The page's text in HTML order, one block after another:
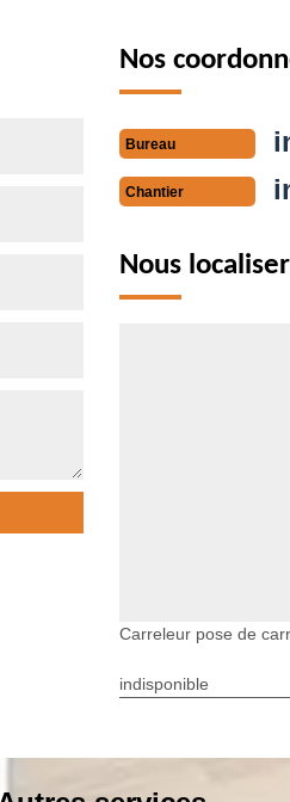
Nos
Bureau
Chantier
Nous localiser
Carreleur pose de
indisponible